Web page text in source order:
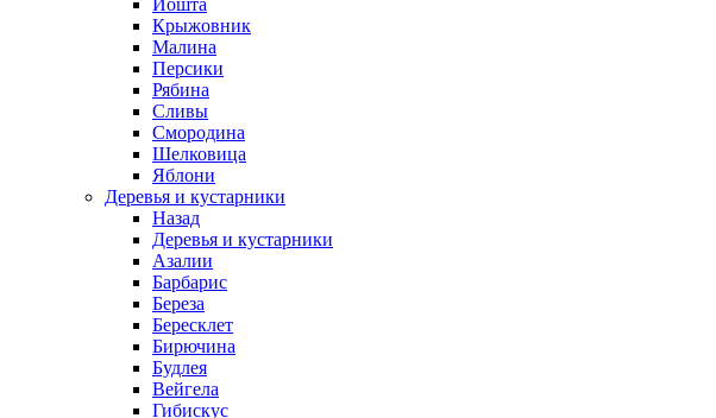
Йошта
Крыжовник
Малина
Персики
Рябина
Сливы
Смородина
Шелковица
Яблони
Деревья и кустарники
Назад
Деревья и кустарники
Азалии
Барбарис
Береза
Бересклет
Бирючина
Будлея
Вейгела
Гибискус